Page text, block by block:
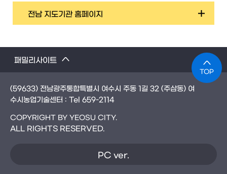
전남 지도기관 홈페이지
패밀리사이트
TOP
(59633) 전남광주통합특별시 여수시 주동 1길 32 (주삼동) 여
수시농업기술센터 : Tel 659-2114
COPYRIGHT BY YEOSU CITY.
ALL RIGHTS RESERVED.
PC ver.